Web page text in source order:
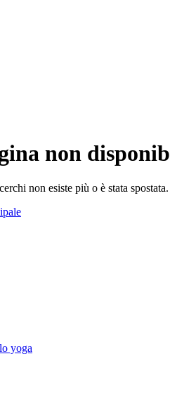
non
non esiste più o è stata
yoga